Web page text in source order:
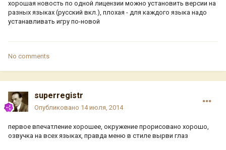
хорошая новость по одной лицензии можно установить версии на
разных языках (русский вкл.), плохая - для каждого языка надо
устанавливать игру по-новой
No comments
superregistr
Опубликовано 14 июля, 2014
первое впечатление хорошее, окружение прорисовано хорошо,
озвучка на всех языках, правда меню в стиле вырви глаз